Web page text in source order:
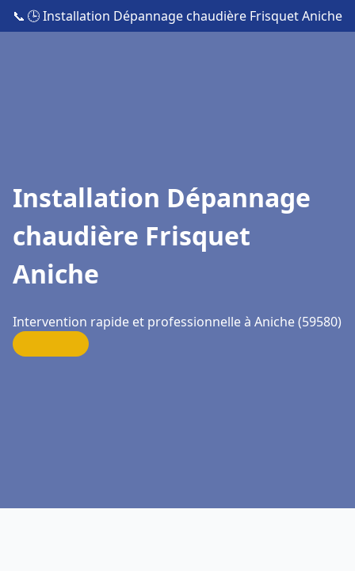
📞 🕒 Installation Dépannage chaudière Frisquet Aniche
Installation Dépannage
chaudière Frisquet
Aniche
Intervention rapide et professionnelle à Aniche (59580)